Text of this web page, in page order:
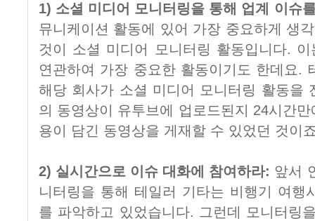
1) 소셜 미디어 모니터링을 통해 업계 이슈
뮤니케이션 활동에 있어 가장 중요하게 생
것이 소셜 미디어 모니터링 활동입니다.
연관하여 가장 중요한 활동이기도 한데요.
해당 회사가 소셜 미디어 모니터링 활동을
의 동영상이 유투브에 업로드된지 24시간
용이 담긴 동영상을 게재할 수 있었던 것이
2) 실시간으로 이슈 대화에 참여하라: 앞서
니터링을 통해 테일러 기타는 비행기 여행
를 파악하고 있었습니다. 그런데 모니터링